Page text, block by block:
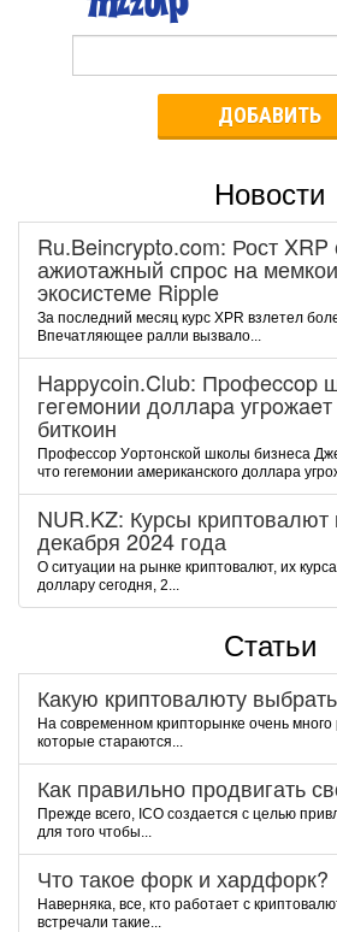
ДОБАВИТЬ
Новости
Ru.Beincrypto.com: Рост XRP
ажиотажный спрос на
экосистеме Ripple
За последний месяц курс XPR взлетел
Впечатляющее ралли вызвало...
Happycoin.Club: Пpoфeccop
гeгeмoнии дoллapa
биткoин
Пpoфeccop Уopтoнcкoй шкoлы бизнeca
чтo гeгeмoнии aмepикaнcкoгo дoллapa
NUR.KZ: Курсы
декабря 2024 года
О ситуации на рынке криптовалют, их
доллару сегодня, 2...
Статьи
Какую криптовалюту
На современном крипторынке очень много
которые стараются...
Как правильно продвигать
Прежде всего, ICO создается с целью
для того чтобы...
Что такое форк и хардфорк?
Наверняка, все, кто работает с
встречали такие...